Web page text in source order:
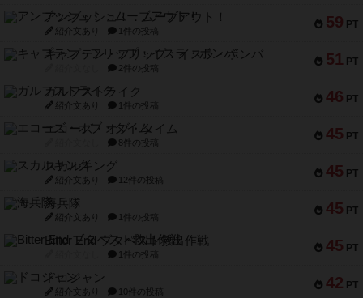
59 PT
アンブッシュ！：ムーブアウト！
紹介文あり 1件の投稿
51 PT
キャプテン・フリップ：イスラ・ボンバ
2件の投稿
46 PT
ガルフストライク
紹介文あり 1件の投稿
45 PT
エコーズ・オブ・タイム
8件の投稿
45 PT
スカルキング
紹介文あり 12件の投稿
45 PT
海兵隊
紹介文あり 1件の投稿
45 PT
Bitter End ブタペスト救出作戦
1件の投稿
42 PT
ドコジャン
紹介文あり 10件の投稿